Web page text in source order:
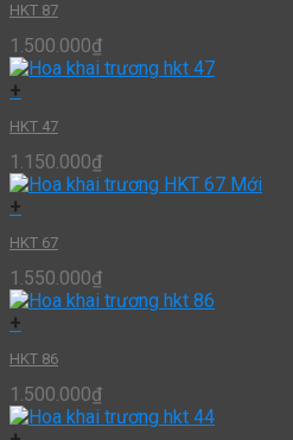
HKT 87
1.500.000₫
+
HKT 47
1.150.000₫
+
HKT 67
1.550.000₫
+
HKT 86
1.500.000₫